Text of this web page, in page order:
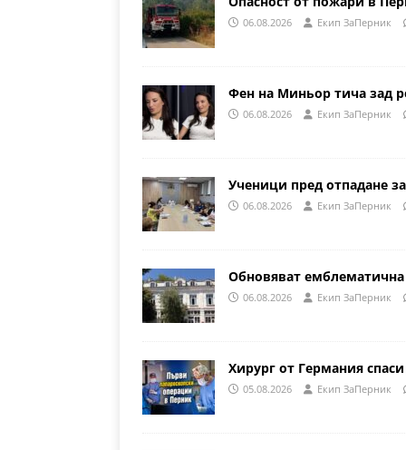
06.08.2026 Eкип ЗаПерник
Фен на Миньор тича зад
06.08.2026 Eкип ЗаПерник
Ученици пред отпадане
06.08.2026 Eкип ЗаПерник
Обновяват
06.08.2026 Eкип ЗаПерник
Хирург от Германия
05.08.2026 Eкип ЗаПерник